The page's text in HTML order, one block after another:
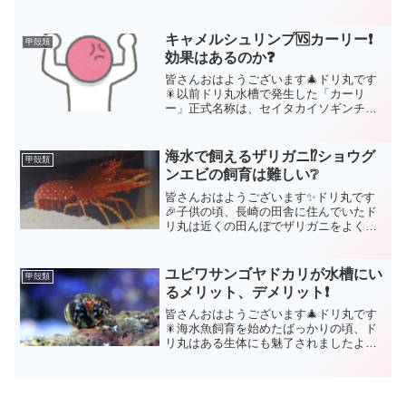
かしらのエビやカニ、ヤドカリが入って
いるのではないでしょうか...
甲殻類
キャメルシュリンプ🆚カーリー❗
効果はあるのか❓
皆さんおはようございます🎄ドリ丸です
🎇以前ドリ丸水槽で発生した「カーリ
ー」正式名称は、セイタカイソギンチャ
ず一つが猛毒な為、付近のサンゴは接触
してしまうとダメにしてしま...
甲殻類
海水で飼えるザリガニ⁉️ショウグ
ンエビの飼育は難しい❔
皆さんおはようございます✨ドリ丸です
🎉子供の頃、長崎の田舎に住んでいたド
リ丸は近くの田んぼでザリガニをよく見
「ショウグンエビ」、見た目は本当に皆
さんがよく知ってるザリガニ...
甲殻類
ユビワサンゴヤドカリが水槽にい
るメリット、デメリット❗
皆さんおはようございます🎄ドリ丸です
🎇海水魚飼育を始めたばっかりの頃、ド
リ丸はある生体にも魅了されましたよ✨